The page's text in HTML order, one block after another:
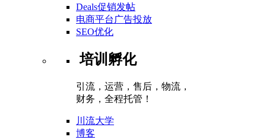
Deals促销发帖
电商平台广告投放
SEO优化
培训孵化
引流，运营，售后，物流，
财务，全程托管！
川流大学
博客